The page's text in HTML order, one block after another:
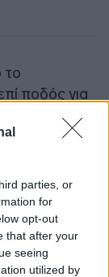
parties, or
for
opt-out
that after your
seeing
utilized by
το
ποδός για
των
από την
και μάθετε
τον κόσμο.